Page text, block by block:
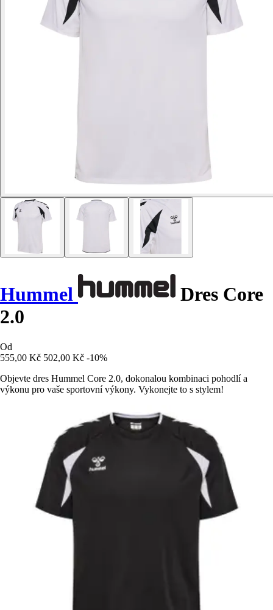
Hummel
Dres Core
2.0
Od
555,00 Kč 502,00 Kč -10%
Objevte dres Hummel Core 2.0, dokonalou kombinaci pohodlí a
výkonu pro vaše sportovní výkony. Vykonejte to s stylem!